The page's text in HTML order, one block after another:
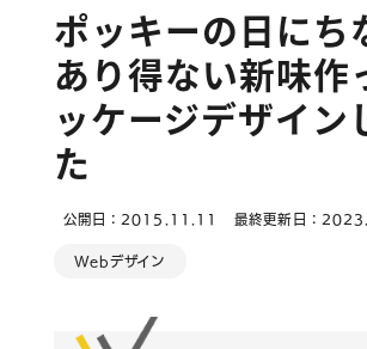
トップページ
会社紹介
サービス
ポッキーの日にち
あり得ない新味作
ッケージデザイン
た
Webデザイン
公開日：2015.11.11 最終更新日：